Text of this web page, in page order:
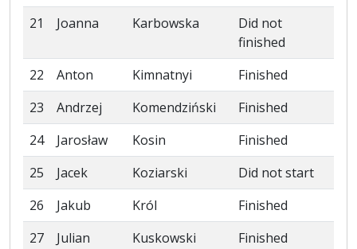
21
Joanna Karbowska
Did not
finished
22
Anton Kimnatnyi
Finished
23
Andrzej Komendziński
Finished
24
Jarosław Kosin
Finished
25
Jacek Koziarski
Did not start
26
Jakub Król
Finished
27
Julian Kuskowski
Finished